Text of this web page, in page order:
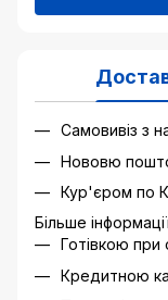
Самовивіз з
Нововю
Кур'єром по
Більше
Готівкою при
Кредитною